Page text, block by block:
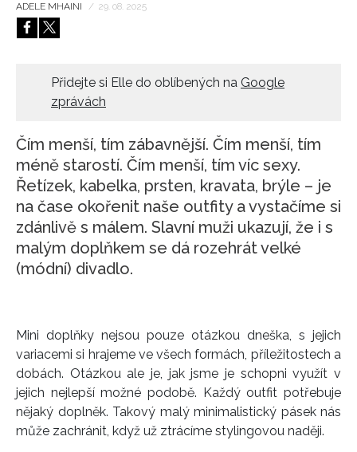
ADELE MHAINI / 29. 08. 2025
Přidejte si Elle do oblíbených na Google
zprávách
Čím menší, tím zábavnější. Čím menší, tím
méně starostí. Čím menší, tím víc sexy.
Řetízek, kabelka, prsten, kravata, brýle – je
na čase okořenit naše outfity a vystačíme si
zdánlivě s málem. Slavní muži ukazují, že i s
malým doplňkem se dá rozehrát velké
(módní) divadlo.
Mini doplňky nejsou pouze otázkou dneška, s jejich
variacemi si hrajeme ve všech formách, příležitostech a
dobách. Otázkou ale je, jak jsme je schopni využít v
jejich nejlepší možné podobě. Každý outfit potřebuje
nějaký doplněk. Takový malý minimalistický pásek nás
může zachránit, když už ztrácíme stylingovou naději.